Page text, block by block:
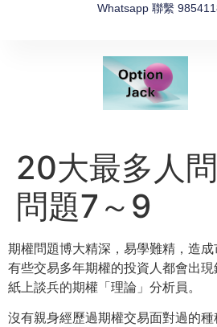
Whatsapp 聯繫
20大最多人
問題7～9
期權問題博大精深，易學難精，造成
有些交易多年期權的投資人都會出現
紙上談兵的期權「理論」分析員。
沒有親身經歷過期權交易面對過的